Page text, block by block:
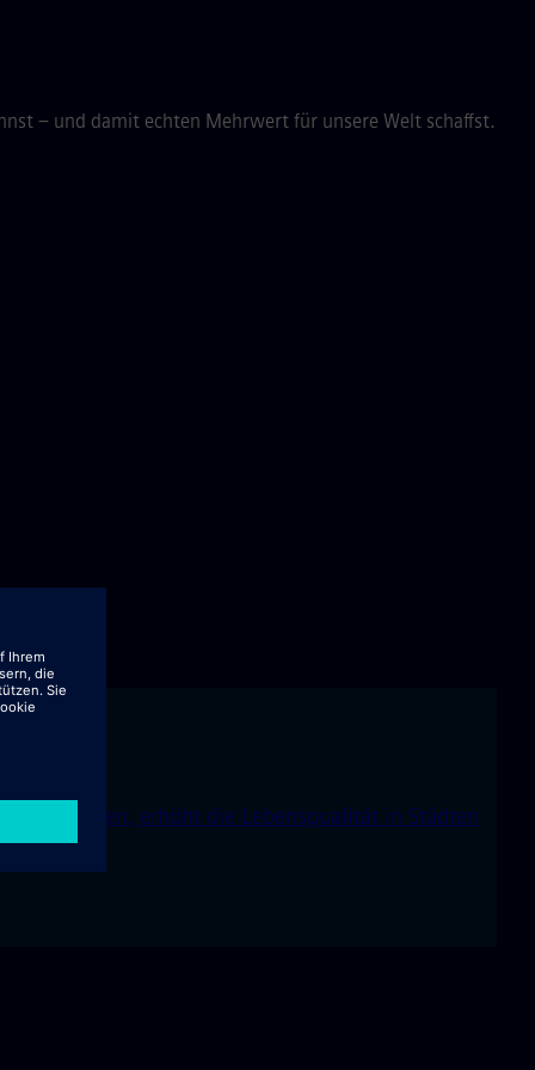
– und damit echten Mehrwert für unsere Welt schaffst.
Fabriken, erhöht die Lebensqualität in Städten